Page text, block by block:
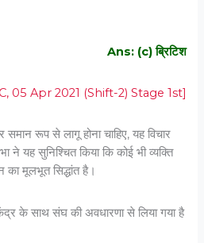
Ans: (c) ब्रिटिश
05 Apr 2021 (Shift-2) Stage 1st]
रूप से लागू होना चाहिए, यह विचार
ने यह सुनिश्चित किया कि कोई भी व्यक्ति
मूलभूत सिद्धांत है।
के साथ संघ की अवधारणा से लिया गया है